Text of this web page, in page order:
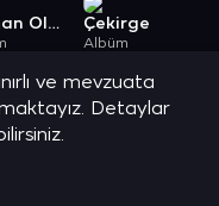
Duman Oldum Remix Çekirge
Albüm
ve mevzuata
Detaylar